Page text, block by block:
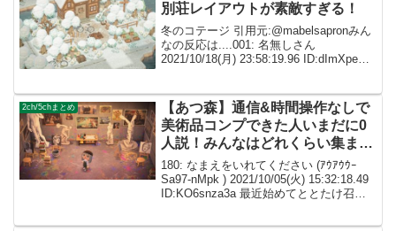
別荘レイアウトが素敵すぎる！
冬のコテージ 引用元:@mabelsapronみん
なの反応は....001: 名無しさん
2021/10/18(月) 23:58:19.96 ID:dImXpeXf0
2ch/5chまとめ
【あつ森】通信&時間操作なしで
美術品コンプできた人いまだに0
人説！みんなはどれくらい集まっ
た?
180: なまえをいれてください (ｱｳｱｳｳｰ
Sa97-nMpk ) 2021/10/05(火) 15:32:18.49
ID:KO6snza3a 最近始めてととたけ召喚